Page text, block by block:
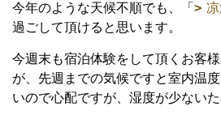
今年のような天候不順でも、「
過ごして頂けると思います。
今週末も宿泊体験をして頂くお客
が、先週までの気候ですと室内温
いので心配ですが、湿度が少ない